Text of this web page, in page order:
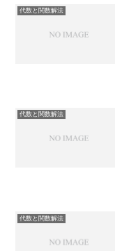
代数と関数解法
代数と関数解法
代数と関数解法